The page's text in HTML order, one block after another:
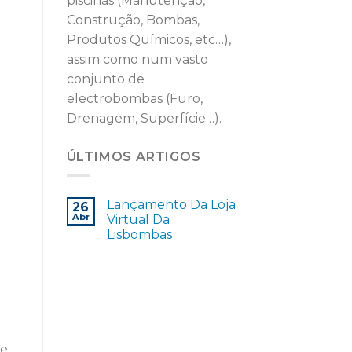
Construção, Bombas,
Produtos Químicos, etc…),
assim como num vasto
conjunto de
electrobombas (Furo,
Drenagem, Superfície…).
ÚLTIMOS ARTIGOS
26
Abr
Lançamento Da Loja
Virtual Da
Lisbombas